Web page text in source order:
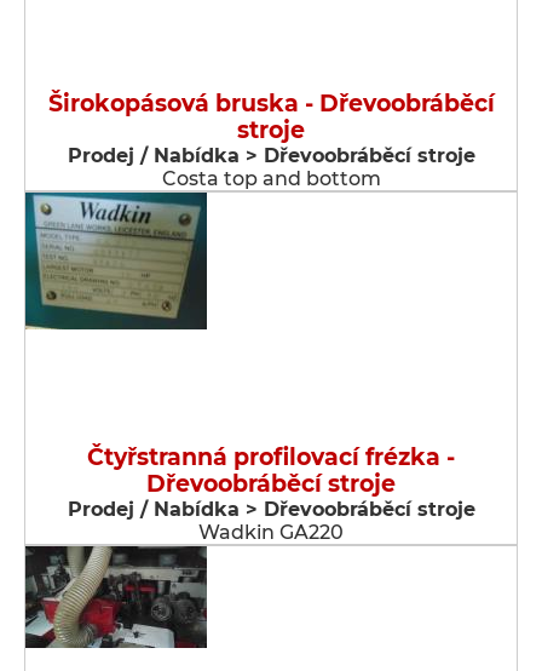
Širokopásová bruska - Dřevoobráběcí
stroje
Prodej / Nabídka > Dřevoobráběcí stroje
Costa top and bottom
Čtyřstranná profilovací frézka -
Dřevoobráběcí stroje
Prodej / Nabídka > Dřevoobráběcí stroje
Wadkin GA220